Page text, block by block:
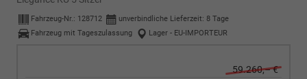
Fahrzeug-Nr.: 128712 unverbindliche Lieferzeit: 8 Tage
Fahrzeug mit Tageszulassung
Lager - EU-IMPORTEUR
59.260,– €